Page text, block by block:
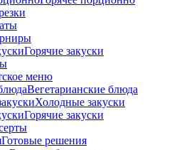
Горячие закуски
меню
Вегетарианские блюда
Холодные закуски
Горячие закуски
Готовые решения